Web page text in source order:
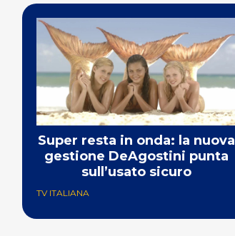
Super resta in onda: la nuova
gestione DeAgostini punta
sull’usato sicuro
TV ITALIANA